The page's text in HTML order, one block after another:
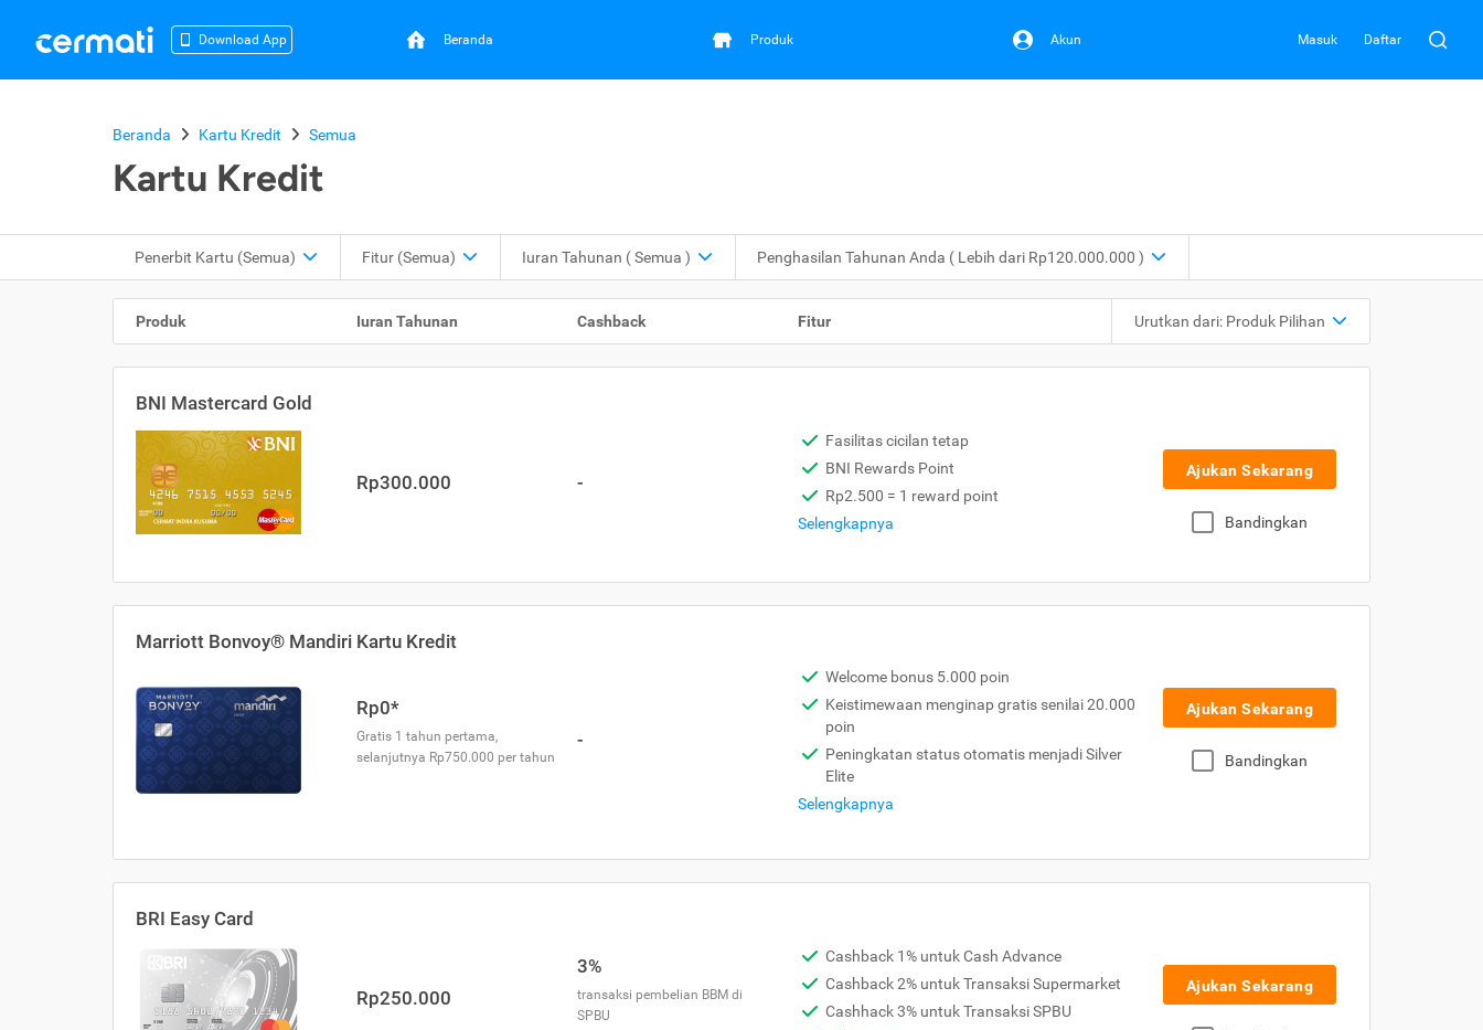
Download App Beranda Produk Akun Masuk Daftar
Beranda Kartu Kredit Semua
Kartu Kredit
Penerbit Kartu (Semua) Fitur (Semua) Iuran Tahunan ( Semua ) Penghasilan Tahunan Anda ( Lebih dari Rp120.000.000 )
Produk Iuran Tahunan Cashback Fitur Urutkan dari: Produk Pilihan
BNI Mastercard Gold
Rp300.000 -
Fasilitas cicilan tetap
BNI Rewards Point
Rp2.500 = 1 reward point
Selengkapnya
Ajukan Sekarang
Bandingkan
Marriott Bonvoy® Mandiri Kartu Kredit
Rp0*
Gratis 1 tahun pertama,
selanjutnya Rp750.000 per tahun
-
Welcome bonus 5.000 poin
Keistimewaan menginap gratis senilai 20.000
poin
Peningkatan status otomatis menjadi Silver
Elite
Selengkapnya
Ajukan Sekarang
Bandingkan
BRI Easy Card
Rp250.000
3%
transaksi pembelian BBM di
SPBU
Cashback 1% untuk Cash Advance
Cashback 2% untuk Transaksi Supermarket
Cashhack 3% untuk Transaksi SPBU
Ajukan Sekarang